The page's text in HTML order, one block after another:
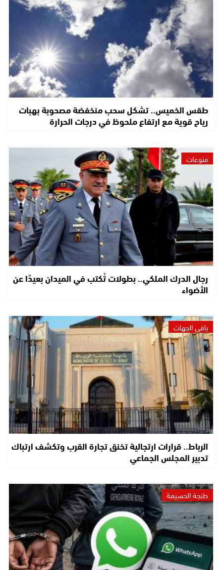
طقس الخميس.. تشكل سحب منخفضة مصحوبة بهبات
رياح قوية مع ارتفاع ملحوظ في درجات الحرارة
منوعات
رجال الدرك الملكي.. بطولات تُكتب في الميدان بعيدًا عن
الأضواء
باقي الجهات
الرباط.. قرارات ارتجالية تخنق تجارة القرب وتكشف ارتباك
تدبير المجلس الجماعي
طنجة الحسيمة